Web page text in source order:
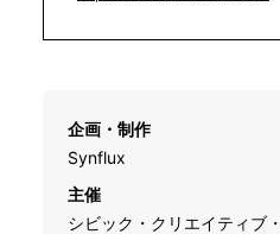
企画・制作
Synflux
主催
シビック・クリエイティブ